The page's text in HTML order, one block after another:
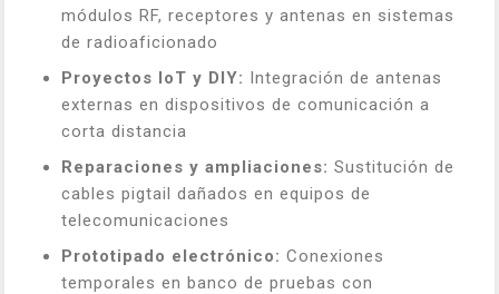
módulos RF, receptores y antenas en sistemas
de radioaficionado
Proyectos IoT y DIY: Integración de antenas
externas en dispositivos de comunicación a
corta distancia
Reparaciones y ampliaciones: Sustitución de
cables pigtail dañados en equipos de
telecomunicaciones
Prototipado electrónico: Conexiones
temporales en banco de pruebas con